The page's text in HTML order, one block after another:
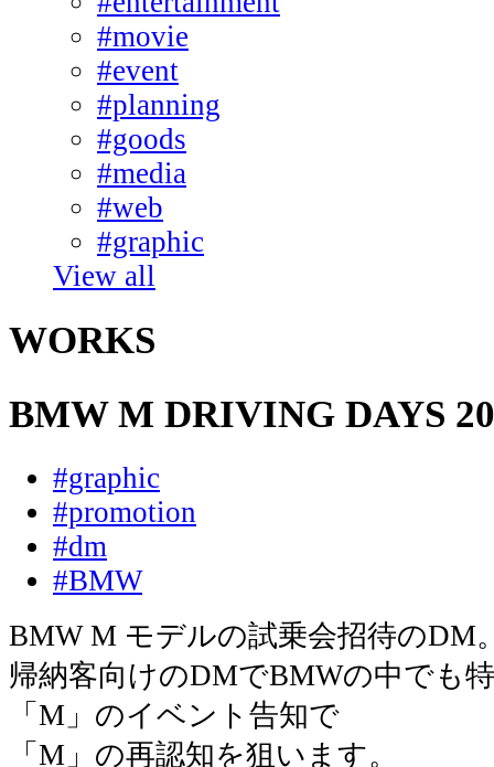
#movie
#event
#planning
#goods
#media
#web
#graphic
View all
WORKS
BMW M DRIVING DAYS
#graphic
#promotion
#dm
#BMW
BMW M モデルの試乗会招待のDM
帰納客向けのDMでBMWの中でも
「M」のイベント告知で
「M」の再認知を狙います。